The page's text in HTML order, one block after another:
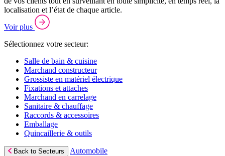
localisation et l’état de chaque article.
Voir plus
Sélectionnez votre secteur:
Salle de bain & cuisine
Marchand constructeur
Grossiste en matériel électrique
Fixations et attaches
Marchand en carrelage
Sanitaire & chauffage
Raccords & accessoires
Emballage
Quincaillerie & outils
Back to Secteurs
Automobile